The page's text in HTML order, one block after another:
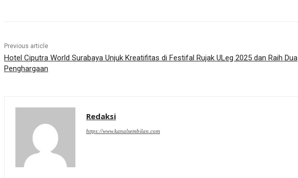
Previous article
Hotel Ciputra World Surabaya Unjuk Kreatifitas di Festifal Rujak ULeg 2025 dan Raih Dua
Penghargaan
Redaksi
https://www.kanalsembilan.com